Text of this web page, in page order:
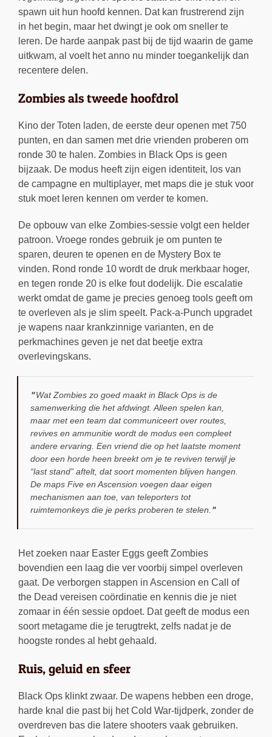
spawn uit hun hoofd kennen. Dat kan frustrerend zijn
in het begin, maar het dwingt je ook om sneller te
leren. De harde aanpak past bij de tijd waarin de game
uitkwam, al voelt het anno nu minder toegankelijk dan
recentere delen.
Zombies als tweede hoofdrol
Kino der Toten laden, de eerste deur openen met 750
punten, en dan samen met drie vrienden proberen om
ronde 30 te halen. Zombies in Black Ops is geen
bijzaak. De modus heeft zijn eigen identiteit, los van
de campagne en multiplayer, met maps die je stuk voor
stuk moet leren kennen om verder te komen.
De opbouw van elke Zombies-sessie volgt een helder
patroon. Vroege rondes gebruik je om punten te
sparen, deuren te openen en de Mystery Box te
vinden. Rond ronde 10 wordt de druk merkbaar hoger,
en tegen ronde 20 is elke fout dodelijk. Die escalatie
werkt omdat de game je precies genoeg tools geeft om
te overleven als je slim speelt. Pack-a-Punch upgradet
je wapens naar krankzinnige varianten, en de
perkmachines geven je net dat beetje extra
overlevingskans.
Wat Zombies zo goed maakt in Black Ops is de
samenwerking die het afdwingt. Alleen spelen kan,
maar met een team dat communiceert over routes,
revives en ammunitie wordt de modus een compleet
andere ervaring. Een vriend die op het laatste moment
door een horde heen breekt om je te reviven terwijl je
“last stand” aftelt, dat soort momenten blijven hangen.
De maps Five en Ascension voegen daar eigen
mechanismen aan toe, van teleporters tot
ruimtemonkeys die je perks proberen te stelen.
Het zoeken naar Easter Eggs geeft Zombies
bovendien een laag die ver voorbij simpel overleven
gaat. De verborgen stappen in Ascension en Call of
the Dead vereisen coördinatie en kennis die je niet
zomaar in één sessie opdoet. Dat geeft de modus een
soort metagame die je terugtrekt, zelfs nadat je de
hoogste rondes al hebt gehaald.
Ruis, geluid en sfeer
Black Ops klinkt zwaar. De wapens hebben een droge,
harde knal die past bij het Cold War-tijdperk, zonder de
overdreven bas die latere shooters vaak gebruiken.